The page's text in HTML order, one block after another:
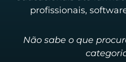
profissionais,
Não sabe o que